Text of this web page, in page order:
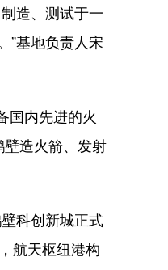
造、测试于一
”基地负责人宋
国内先进的火
造火箭、发射
科创新城正式
航天枢纽港构